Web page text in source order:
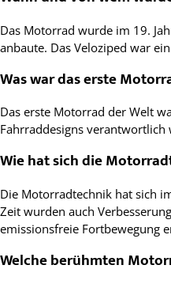
Das Motorrad wurde im 19.
anbaute. Das Veloziped war
Was war das erste
Das erste Motorrad der Welt
Fahrraddesigns verantwortlich
Wie hat sich die
Die Motorradtechnik hat sich
Zeit wurden auch
emissionsfreie Fortbewegung
Welche berühmten